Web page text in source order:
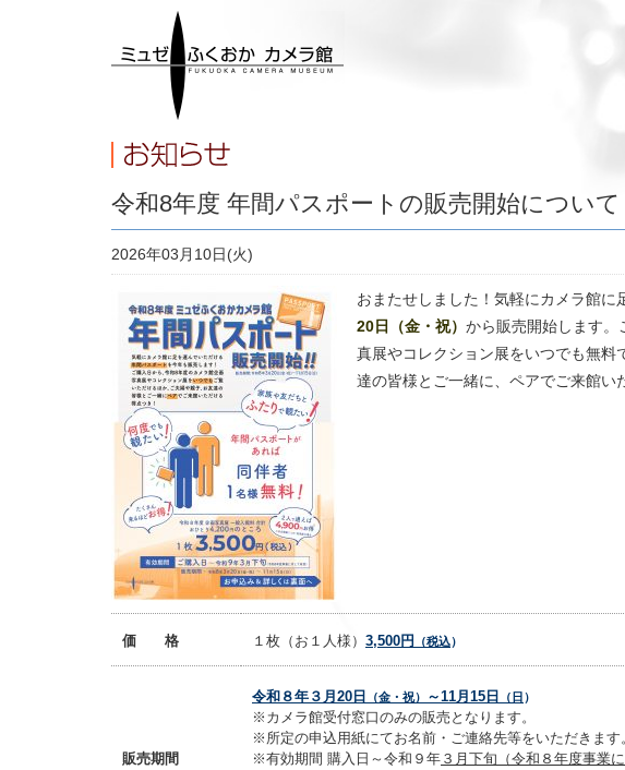
令和8年度 年間パスポートの販売開始について
2026年03月10日(火)
おまたせしました！気軽にカメラ館
20日（金・祝） から販売開始します。
真展やコレクション展をいつでも無
達の皆様とご一緒に、ペアでご来館い
価 格 １枚（お１人様） 3,500円 （税込）
販売期間
令和８年３月20日 （金・祝） ～11月15日 （日 ）
※カメラ館受付窓口のみの販売となります。
※所定の申込用紙にてお名前・ご連絡先等をいただきます
※有効期間 購入日～令和９年 ３月下旬（令和８年度事業